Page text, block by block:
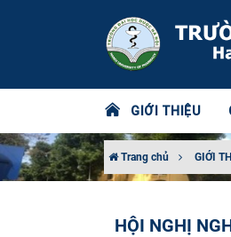
GIỚI THIỆU
Trang chủ GIỚI
HỘI NGHỊ